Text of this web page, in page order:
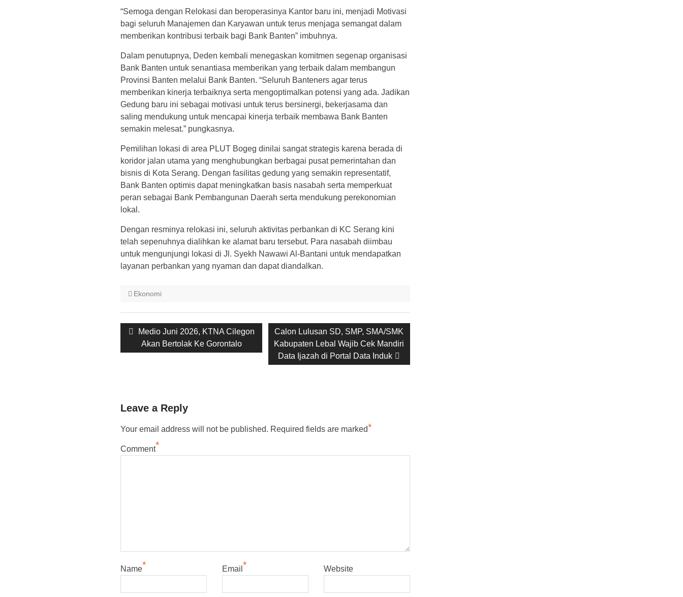
“Semoga dengan Relokasi dan beroperasinya Kantor baru ini, menjadi Motivasi
bagi seluruh Manajemen dan Karyawan untuk terus menjaga semangat dalam
memberikan kontribusi terbaik bagi Bank Banten” imbuhnya.
Dalam penutupnya, Deden kembali menegaskan komitmen segenap organisasi
Bank Banten untuk senantiasa memberikan yang terbaik dalam membangun
Provinsi Banten melalui Bank Banten. “Seluruh Banteners agar terus
memberikan kinerja terbaiknya serta mengoptimalkan potensi yang ada. Jadikan
Gedung baru ini sebagai motivasi untuk terus bersinergi, bekerjasama dan
saling mendukung untuk mencapai kinerja terbaik membawa Bank Banten
semakin melesat.” pungkasnya.
Pemilihan lokasi di area PLUT Bogeg dinilai sangat strategis karena berada di
koridor jalan utama yang menghubungkan berbagai pusat pemerintahan dan
bisnis di Kota Serang. Dengan fasilitas gedung yang semakin representatif,
Bank Banten optimis dapat meningkatkan basis nasabah serta memperkuat
peran sebagai Bank Pembangunan Daerah serta mendukung perekonomian
lokal.
Dengan resminya relokasi ini, seluruh aktivitas perbankan di KC Serang kini
telah sepenuhnya dialihkan ke alamat baru tersebut. Para nasabah diimbau
untuk mengunjungi lokasi di Jl. Syekh Nawawi Al-Bantani untuk mendapatkan
layanan perbankan yang nyaman dan dapat diandalkan.
Ekonomi
Post
navigation
Previous
post:
Medio Juni 2026, KTNA Cilegon
Akan Bertolak Ke Gorontalo
Next
post:
Calon Lulusan SD, SMP, SMA/SMK
Kabupaten Lebal Wajib Cek Mandiri
Data Ijazah di Portal Data Induk
Leave a Reply
Your email address will not be published. Required fields are marked*
Comment*
Name* Email * Website